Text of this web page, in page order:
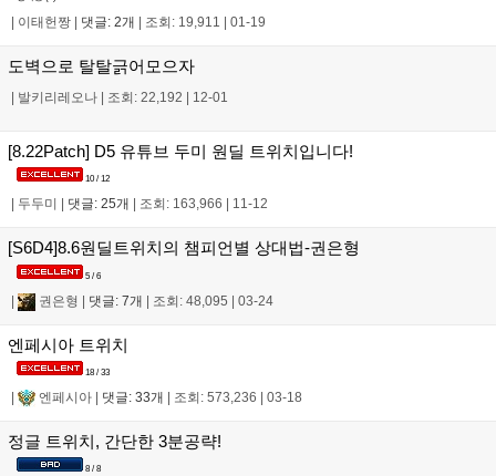
이태헌짱 댓글: 2개 조회: 19,911 01-19
도벽으로 탈탈긁어모으자
발키리레오나 조회: 22,192 12-01
[8.22Patch] D5 유튜브 두미 원딜 트위치입니다!
10 / 12
두두미 댓글: 25개 조회: 163,966 11-12
[S6D4]8.6원딜트위치의 챔피언별 상대법-권은형
5 / 6
| 권은형 | 댓글: 7개 | 조회: 48,095 | 03-24
엔페시아 트위치
18 / 33
엔페시아 댓글: 33개 조회: 573,236 03-18
정글 트위치, 간단한 3분공략!
8 / 8